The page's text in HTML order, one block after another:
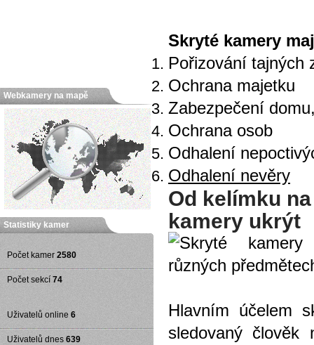
Skryté kamery
Pořizování tajných
Ochrana majetku
Zabezpečení
Ochrana osob
Odhalení
Odhalení nevěry
Od kelímku
kamery ukrýt
Hlavním účelem
sledovaný člověk
Webkamery na mapě
Statistiky kamer
Počet kamer 2580
Počet sekcí 74
Uživatelů online 6
Uživatelů dnes 639